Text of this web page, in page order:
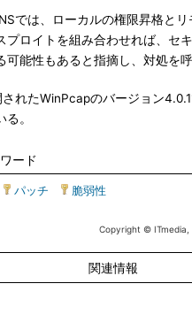
では、ローカルの権限昇格とリ
プロイトを組み合わせれば、セ
可能性もあると指摘し、対処を呼
れたWinPcapのバージョン
。
ード
パッチ 脆弱性
Copyright © ITmedia,
関連情報